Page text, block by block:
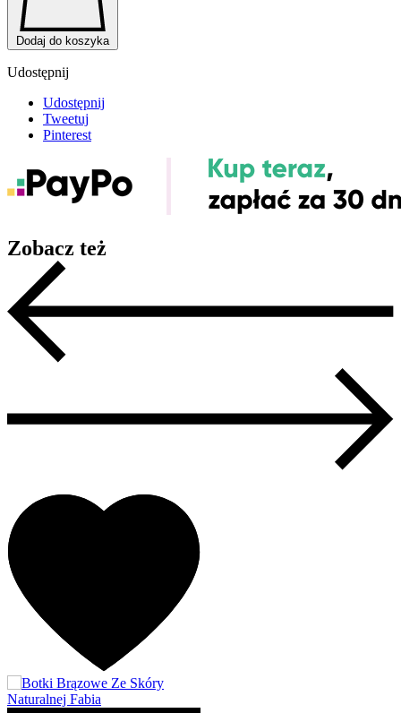
Dodaj do koszyka
Udostępnij
Udostępnij
Tweetuj
Pinterest
Zobacz też